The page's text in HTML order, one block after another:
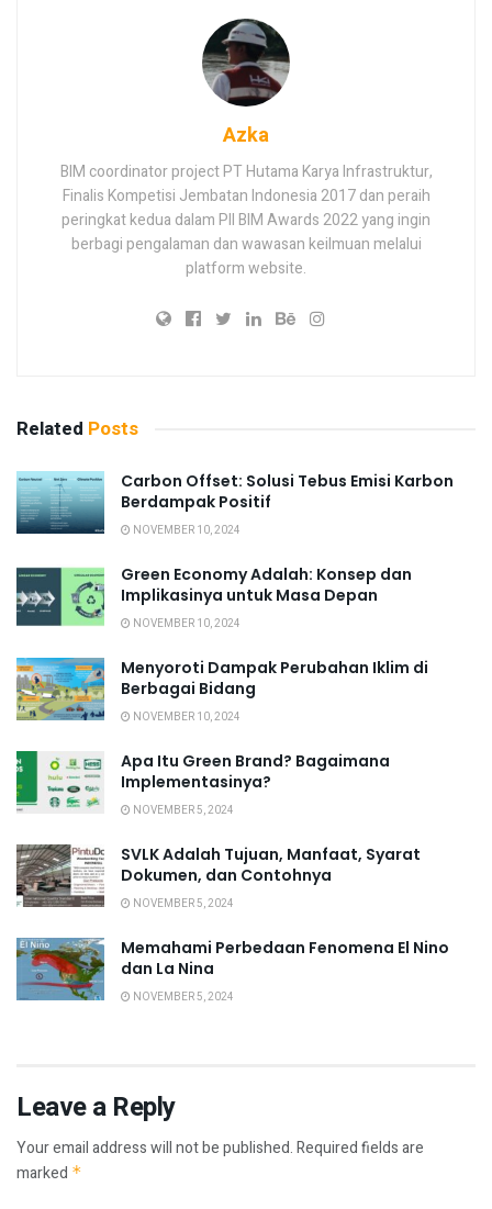
Azka
BIM coordinator project PT Hutama Karya Infrastruktur,
Finalis Kompetisi Jembatan Indonesia 2017 dan peraih
peringkat kedua dalam PII BIM Awards 2022 yang ingin
berbagi pengalaman dan wawasan keilmuan melalui
platform website.
Related Posts
Carbon Offset: Solusi Tebus Emisi Karbon
Berdampak Positif
NOVEMBER 10, 2024
Green Economy Adalah: Konsep dan
Implikasinya untuk Masa Depan
NOVEMBER 10, 2024
Menyoroti Dampak Perubahan Iklim di
Berbagai Bidang
NOVEMBER 10, 2024
Apa Itu Green Brand? Bagaimana
Implementasinya?
NOVEMBER 5, 2024
SVLK Adalah Tujuan, Manfaat, Syarat
Dokumen, dan Contohnya
NOVEMBER 5, 2024
Memahami Perbedaan Fenomena El Nino
dan La Nina
NOVEMBER 5, 2024
Leave a Reply
Your email address will not be published.Required fields are
marked *